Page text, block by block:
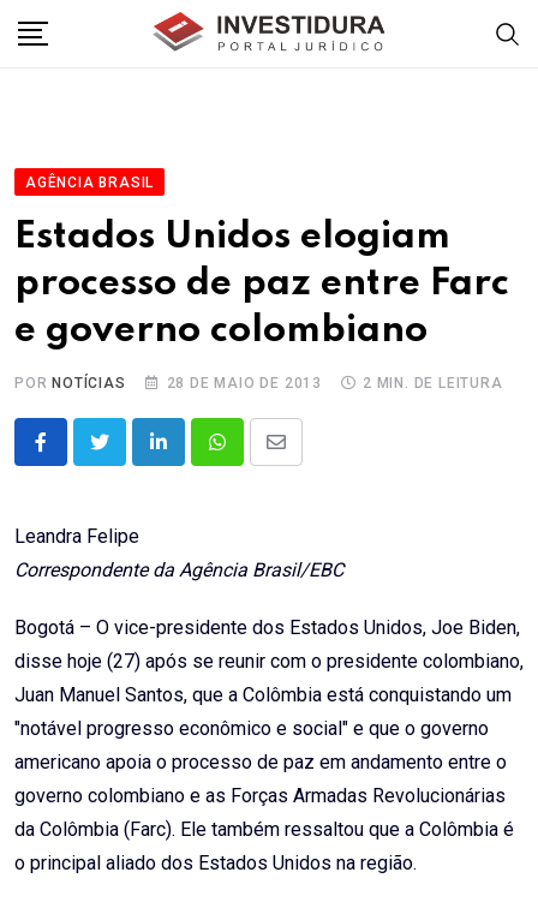
AGÊNCIA BRASIL
Estados Unidos elogiam
processo de paz entre Farc
e governo colombiano
POR NOTÍCIAS 28 DE MAIO DE 2013 2 MIN. DE LEITURA
LinkedInWhatsappShare
Leandra Felipe
Correspondente da Agência Brasil/EBC
Bogotá – O vice-presidente dos Estados Unidos, Joe Biden,
disse hoje (27) após se reunir com o presidente colombiano,
Juan Manuel Santos, que a Colômbia está conquistando um
"notável progresso econômico e social" e que o governo
americano apoia o processo de paz em andamento entre o
governo colombiano e as Forças Armadas Revolucionárias
da Colômbia (Farc). Ele também ressaltou que a Colômbia é
o principal aliado dos Estados Unidos na região.